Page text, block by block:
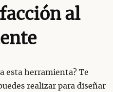
al
esta herramienta? Te
realizar para diseñar